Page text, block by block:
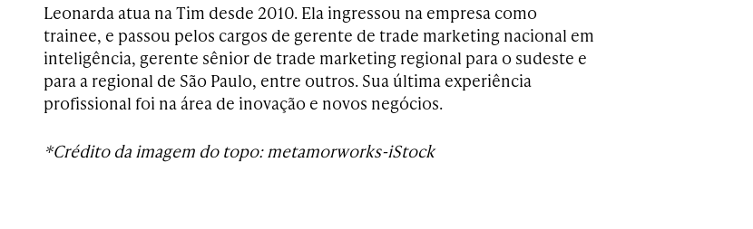
Leonarda atua na Tim desde 2010. Ela ingressou na empresa como
trainee, e passou pelos cargos de gerente de trade marketing nacional em
inteligência, gerente sênior de trade marketing regional para o sudeste e
para a regional de São Paulo, entre outros. Sua última experiência
profissional foi na área de inovação e novos negócios.
*Crédito da imagem do topo: metamorworks-iStock